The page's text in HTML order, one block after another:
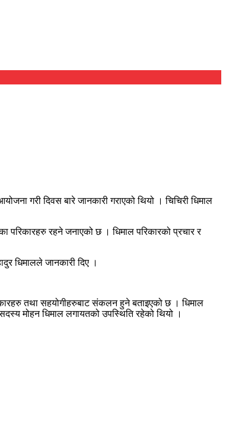
गरी दिवस बारे जानकारी गराएको थियो । चिचिरी धिमाल
परिकारहरु रहने जनाएको छ । धिमाल परिकारको प्रचार र
धिमालले जानकारी दिए ।
तथा सहयोगीहरुबाट संकलन हुने बताइएको छ । धिमाल
मोहन धिमाल लगायतको उपस्थिति रहेको थियो ।